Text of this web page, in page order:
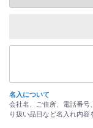
名入について
会社名、ご住所、電話番
り扱い品目など名入れ内容